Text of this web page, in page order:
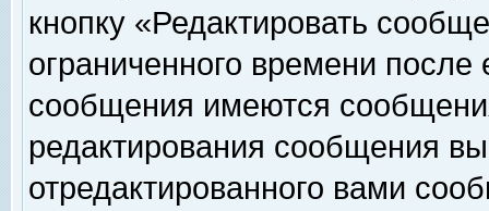
кнопку «Редактировать
ограниченного времени
сообщения имеются
редактирования сообщения
отредактированного вами